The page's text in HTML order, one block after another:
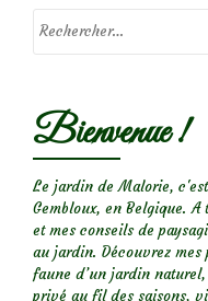
Bienvenue !
Le jardin de Malorie,
Gembloux, en Belgique.
et mes conseils de
au jardin. Découvrez mes
faune d’un jardin
privé au fil des saisons,